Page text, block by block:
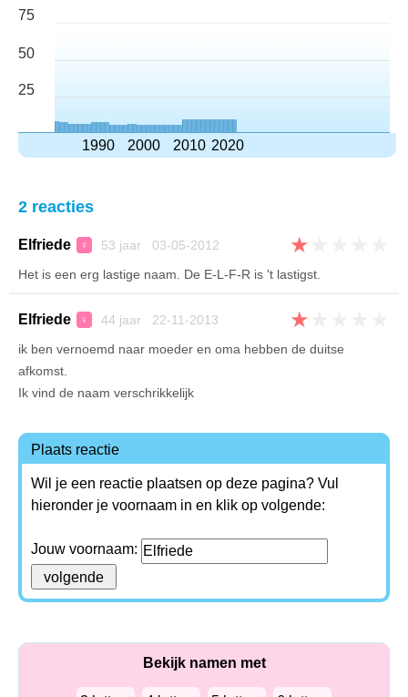
75
50
25
1990 2000 2010 2020
2 reacties
Elfriede ♀ 53 jaar 03-05-2012 ★
Het is een erg lastige naam. De E-L-F-R is 't lastigst.
Elfriede ♀ 44 jaar 22-11-2013 ★
ik ben vernoemd naar moeder en oma hebben de duitse
afkomst.
Ik vind de naam verschrikkelijk
Plaats reactie
Wil je een reactie plaatsen op deze pagina? Vul
hieronder je voornaam in en klik op volgende:
Jouw voornaam:
Bekijk namen met